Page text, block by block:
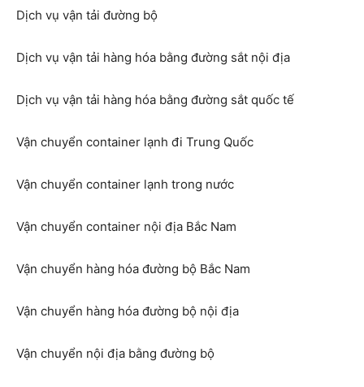
Dịch vụ vận tải đường bộ
Dịch vụ vận tải hàng hóa bằng đường sắt nội địa
Dịch vụ vận tải hàng hóa bằng đường sắt quốc tế
Vận chuyển container lạnh đi Trung Quốc
Vận chuyển container lạnh trong nước
Vận chuyển container nội địa Bắc Nam
Vận chuyển hàng hóa đường bộ Bắc Nam
Vận chuyển hàng hóa đường bộ nội địa
Vận chuyển nội địa bằng đường bộ